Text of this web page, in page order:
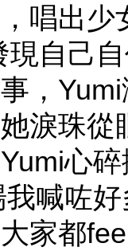
唱出
自己
，
淚珠
心
喊咗
家都